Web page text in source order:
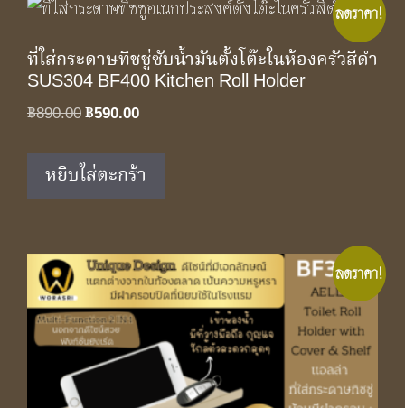
ลดราคา!
ที่ใส่กระดาษทิชชู่ซับน้ำมันตั้งโต๊ะในห้องครัวสีดำ
SUS304 BF400 Kitchen Roll Holder
฿890.00Original
was:
฿890.00.
฿590.00Current
฿590.00.
หยิบใส่ตะกร้า
ลดราคา!